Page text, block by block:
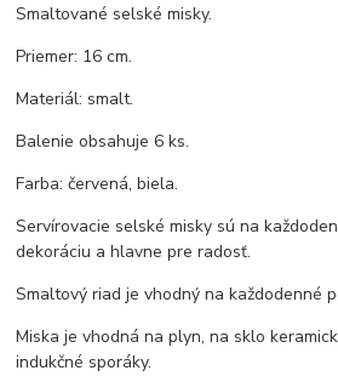
Smaltované selské misky.
Priemer: 16 cm.
Materiál: smalt.
Balenie obsahuje 6 ks.
Farba: červená, biela.
Servírovacie selské misky sú na
dekoráciu a hlavne pre radosť.
Smaltový riad je vhodný na každodenné
Miska je vhodná na plyn, na sklo
indukčné sporáky.